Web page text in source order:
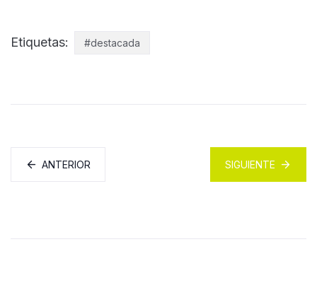
Etiquetas: #destacada
ANTERIOR SIGUIENTE